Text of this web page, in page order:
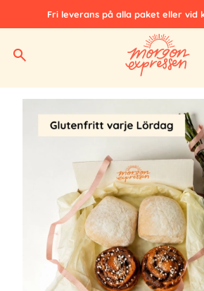
Fri leverans på alla paket eller vid
Alla produkter
Lilla Glutenfria Blomster-